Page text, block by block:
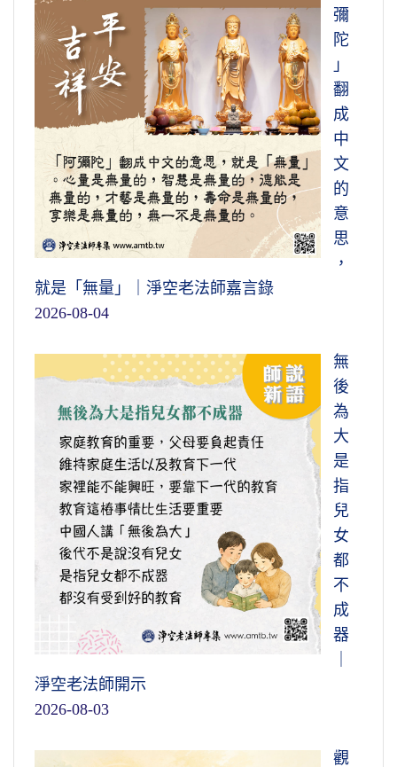
彌
陀
」
翻
成
中
文
的
意
思
，
就是「無量」｜淨空老法師嘉言錄
2026-08-04
無
後
為
大
是
指
兒
女
都
不
成
器
淨空老法師開示
2026-08-03
觀